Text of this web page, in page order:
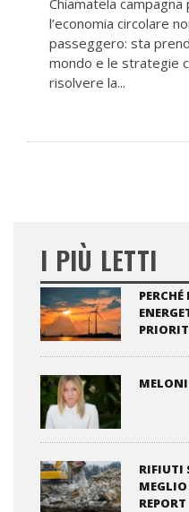
Chiamatela
l’economia circolare
passeggero: sta
mondo e le strategie
risolvere la...
I PIÙ LETTI
MELONI
RIFIUTI